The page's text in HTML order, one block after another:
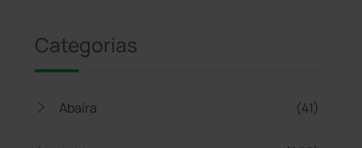
Categorias
Abaíra (41)